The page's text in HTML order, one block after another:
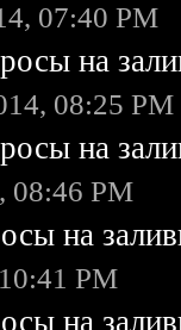
07:40 PM
на
08:25 PM
на
08:46 PM
на
PM
на